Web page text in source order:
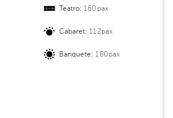
Teatro:160pax
Cabaret:112pax
Banquete:180pax